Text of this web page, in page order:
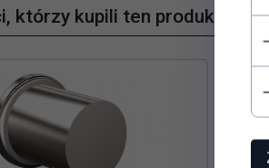
którzy kupili ten produkt